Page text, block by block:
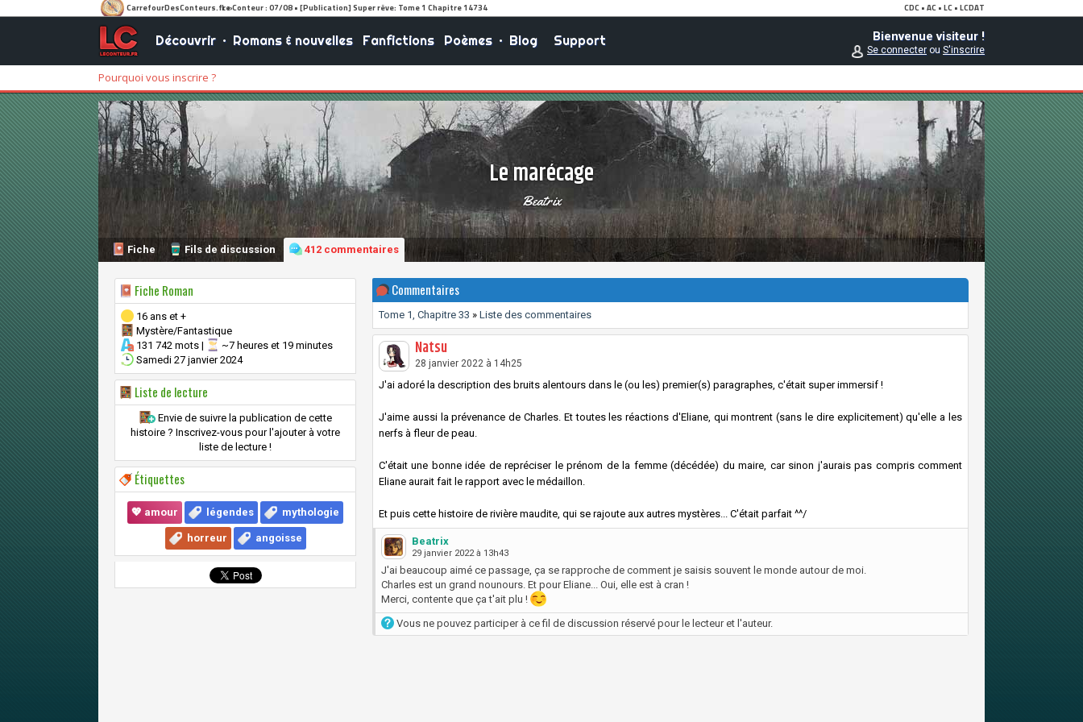
Découvrir• Romans & nouvelles Fanfictions Poèmes• Blog Support Bienvenue visiteur !
Se connecterou S'inscrire
Pourquoi vous inscrire ?
Le marécage
Beatrix
Fiche Fils de discussion 412 commentaires
Fiche Roman
16 ans et +
Mystère/Fantastique
131 742 mots |
~7 heures et 19 minutes
Samedi 27 janvier 2024
Liste de lecture
Envie de suivre la publication de cette
histoire ? Inscrivez-vous pour l'ajouter à votre
liste de lecture !
Étiquettes
💖 amour légendes mythologie
horreur angoisse
Commentaires
Tome 1, Chapitre 33 » Liste des commentaires
Natsu
28 janvier 2022 à 14h25
J'ai adoré la description des bruits alentours dans le (ou les) premier(s) paragraphes, c'était super immersif !
J'aime aussi la prévenance de Charles. Et toutes les réactions d'Eliane, qui montrent (sans le dire explicitement) qu'elle a les
nerfs à fleur de peau.
C'était une bonne idée de repréciser le prénom de la femme (décédée) du maire, car sinon j'aurais pas compris comment
Eliane aurait fait le rapport avec le médaillon.
Et puis cette histoire de rivière maudite, qui se rajoute aux autres mystères... C'était parfait ^^/
Beatrix
29 janvier 2022 à 13h43
J'ai beaucoup aimé ce passage, ça se rapproche de comment je saisis souvent le monde autour de moi.
Charles est un grand nounours. Et pour Eliane... Oui, elle est à cran !
Merci, contente que ça t'ait plu !
Vous ne pouvez participer à ce fil de discussion réservé pour le lecteur et l'auteur.